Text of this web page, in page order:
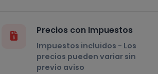
Precios con Impuestos
Impuestos incluidos - Los
precios pueden variar sin
previo aviso